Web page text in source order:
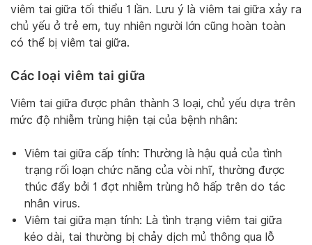
viêm tai giữa tối thiểu 1 lần. Lưu ý là viêm tai giữa xảy ra
chủ yếu ở trẻ em, tuy nhiên người lớn cũng hoàn toàn
có thể bị viêm tai giữa.
Các loại viêm tai giữa
Viêm tai giữa được phân thành 3 loại, chủ yếu dựa trên
mức độ nhiễm trùng hiện tại của bệnh nhân:
Viêm tai giữa cấp tính: Thường là hậu quả của tình
trạng rối loạn chức năng của vòi nhĩ, thường được
thúc đẩy bởi 1 đợt nhiễm trùng hô hấp trên do tác
nhân virus.
Viêm tai giữa mạn tính: Là tình trạng viêm tai giữa
kéo dài, tai thường bị chảy dịch mủ thông qua lỗ